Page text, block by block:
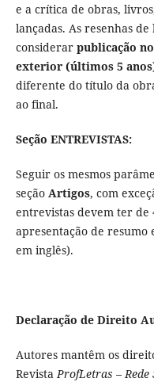
e a crítica de obras,
lançadas. As resenhas
considerar publicação
exterior (últimos 5
diferente do título da
ao final.
Seção ENTREVISTAS:
Seguir os mesmos
seção Artigos, com
entrevistas devem ter de
apresentação de resumo
em inglês).
Declaração de Direito
Autores mantêm os
RevistaProfLetras – Rede